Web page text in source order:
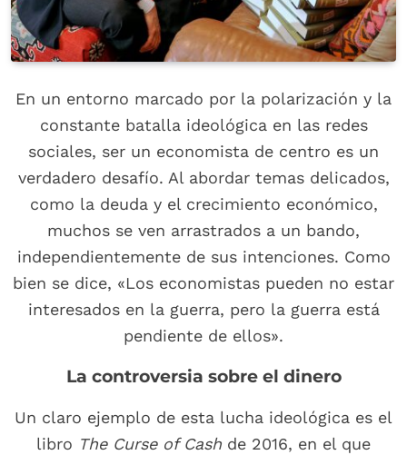
En un entorno marcado por la polarización y la
constante batalla ideológica en las redes
sociales, ser un economista de centro es un
verdadero desafío. Al abordar temas delicados,
como la deuda y el crecimiento económico,
muchos se ven arrastrados a un bando,
independientemente de sus intenciones. Como
bien se dice, «Los economistas pueden no estar
interesados en la guerra, pero la guerra está
pendiente de ellos».
La controversia sobre el dinero
Un claro ejemplo de esta lucha ideológica es el
libro The Curse of Cash de 2016, en el que